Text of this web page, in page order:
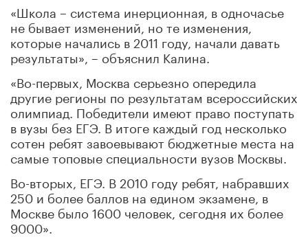
«Школа – система инерционная, в одночасье
не бывает изменений, но те изменения,
которые начались в 2011 году, начали давать
результаты», – объяснил Калина.
«Во-первых, Москва серьезно опередила
другие регионы по результатам всероссийских
олимпиад. Победители имеют право поступать
в вузы без ЕГЭ. В итоге каждый год несколько
сотен ребят завоевывают бюджетные места на
самые топовые специальности вузов Москвы.
Во-вторых, ЕГЭ. В 2010 году ребят, набравших
250 и более баллов на едином экзамене, в
Москве было 1600 человек, сегодня их более
9000».